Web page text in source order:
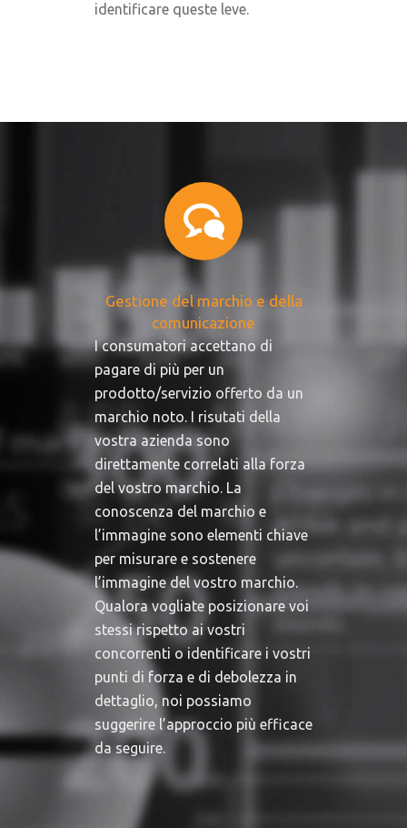
identificare queste leve.
Gestione del marchio e della
comunicazione
I consumatori accettano di
pagare di più per un
prodotto/servizio offerto da un
marchio noto. I risutati della
vostra azienda sono
direttamente correlati alla forza
del vostro marchio. La
conoscenza del marchio e
l’immagine sono elementi chiave
per misurare e sostenere
l’immagine del vostro marchio.
Qualora vogliate posizionare voi
stessi rispetto ai vostri
concorrenti o identificare i vostri
punti di forza e di debolezza in
dettaglio, noi possiamo
suggerire l’approccio più efficace
da seguire.